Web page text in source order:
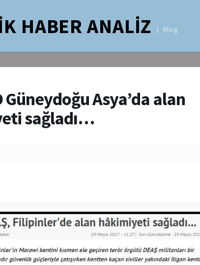
HABER ANALİZ Blog
Güneydoğu Asya’da alan
sağladı…